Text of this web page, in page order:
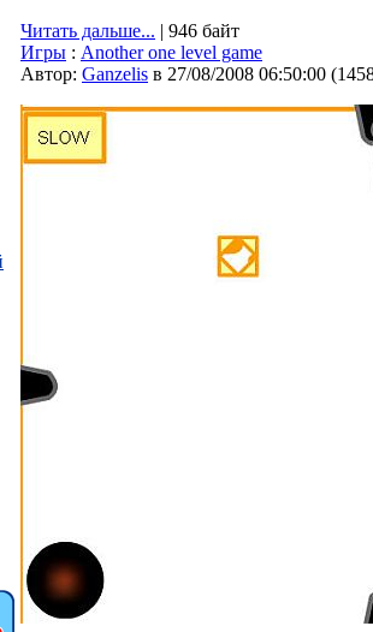
Читать дальше... | 946 байт
Игры : Another one level game
Автор: Ganzelis в 27/08/2008 06:50:00 (